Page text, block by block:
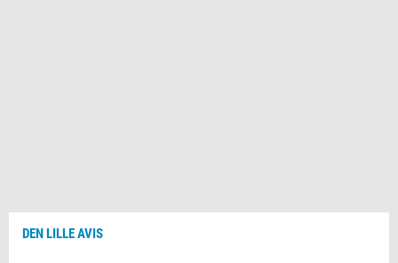
DEN LILLE AVIS